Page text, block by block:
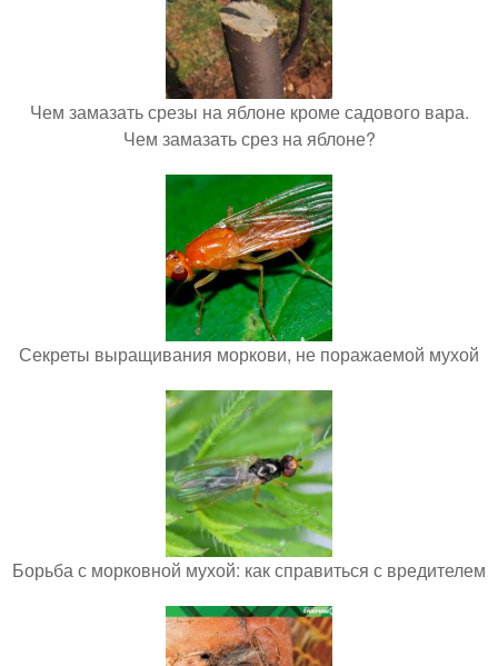
Чем замазать срезы на яблоне кроме садового вара.
Чем замазать срез на яблоне?
Секреты выращивания моркови, не поражаемой мухой
Борьба с морковной мухой: как справиться с вредителем